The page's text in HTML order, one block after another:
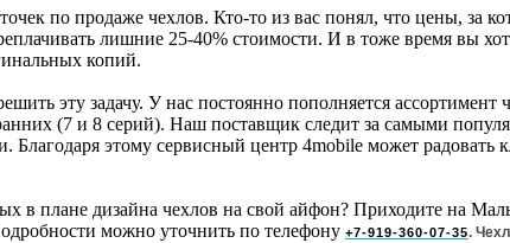
по продаже чехлов. Кто-то из вас понял, что цены, за
лишние 25-40% стоимости. И в тоже время вы
копий.
эту задачу. У нас постоянно пополняется ассортимент
(7 и 8 серий). Наш поставщик следит за самыми
Благодаря этому сервисный центр 4mobile может радовать
в плане дизайна чехлов на свой айфон? Приходите на
можно уточнить по телефону +7-919-360-07-35.